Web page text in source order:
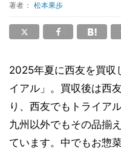
著者： 松本果歩
2025年夏に西友を買収
イアル」。買収後は西
り、西友でもトライア
九州以外でもその品揃
ています。中でもお惣